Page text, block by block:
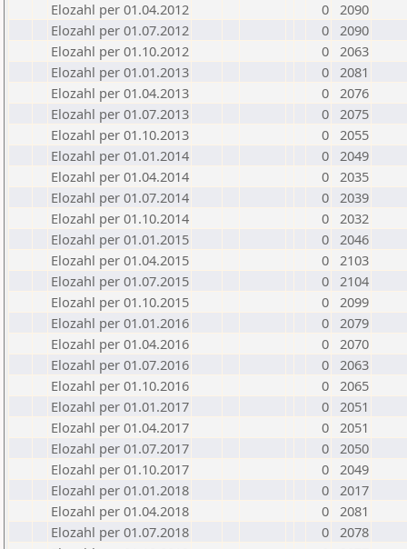
Elozahl per 01.04.2012
0 2090
Elozahl per 01.07.2012
0 2090
Elozahl per 01.10.2012
0 2063
Elozahl per 01.01.2013
0 2081
Elozahl per 01.04.2013
0 2076
Elozahl per 01.07.2013
0 2075
Elozahl per 01.10.2013
0 2055
Elozahl per 01.01.2014
0 2049
Elozahl per 01.04.2014
0 2035
Elozahl per 01.07.2014
0 2039
Elozahl per 01.10.2014
0 2032
Elozahl per 01.01.2015
0 2046
Elozahl per 01.04.2015
0 2103
Elozahl per 01.07.2015
0 2104
Elozahl per 01.10.2015
0 2099
Elozahl per 01.01.2016
0 2079
Elozahl per 01.04.2016
0 2070
Elozahl per 01.07.2016
0 2063
Elozahl per 01.10.2016
0 2065
Elozahl per 01.01.2017
0 2051
Elozahl per 01.04.2017
0 2051
Elozahl per 01.07.2017
0 2050
Elozahl per 01.10.2017
0 2049
Elozahl per 01.01.2018
0 2017
Elozahl per 01.04.2018
0 2081
Elozahl per 01.07.2018
0 2078